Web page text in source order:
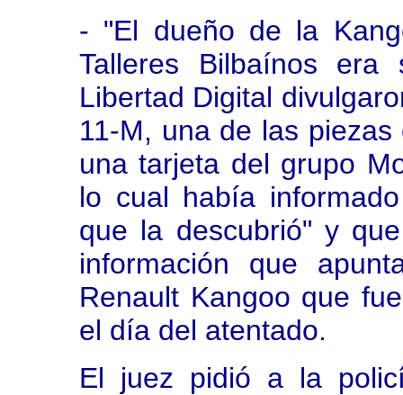
- "El dueño de la
Talleres Bilbaínos
Libertad Digital
11-M, una de las
una tarjeta del grupo
lo cual había
que la descubrió" y
información que
Renault Kangoo que
el día del atentado.
El juez pidió a la